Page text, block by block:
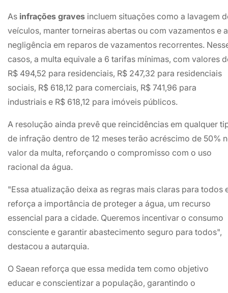
As infrações graves incluem situações como a lavagem
veículos, manter torneiras abertas ou com vazamentos e a
negligência em reparos de vazamentos recorrentes.
casos, a multa equivale a 6 tarifas mínimas, com valores
R$ 494,52 para residenciais, R$ 247,32 para residenciais
sociais, R$ 618,12 para comerciais, R$ 741,96 para
industriais e R$ 618,12 para imóveis públicos.
A resolução ainda prevê que reincidências em qualquer
de infração dentro de 12 meses terão acréscimo de 50%
valor da multa, reforçando o compromisso com o uso
racional da água.
"Essa atualização deixa as regras mais claras para todos
reforça a importância de proteger a água, um recurso
essencial para a cidade. Queremos incentivar o consumo
consciente e garantir abastecimento seguro para todos",
destacou a autarquia.
O Saean reforça que essa medida tem como objetivo
educar e conscientizar a população, garantindo o